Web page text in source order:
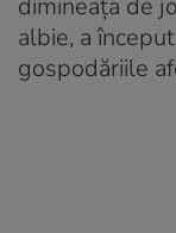
dimineaţa de
albie, a
gospodăriile